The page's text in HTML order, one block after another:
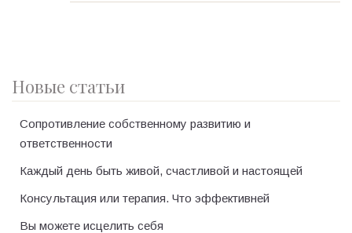
Новые статьи
Сопротивление собственному развитию и
ответственности
Каждый день быть живой, счастливой и настоящей
Консультация или терапия. Что эффективней
Вы можете исцелить себя